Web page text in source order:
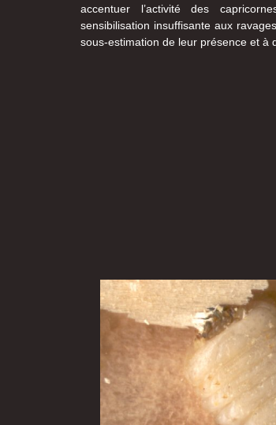
accentuer l’activité des
sensibilisation insuffisante aux
sous-estimation de leur présence et à